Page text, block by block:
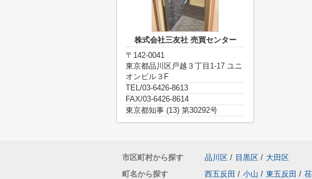
株式会社三友社 売買センター
〒142-0041
東京都品川区戸越３丁目1-17 ユニ
オンビル３F
TEL/03-6426-8613
FAX/03-6426-8614
東京都知事 (13) 第30292号
市区町村から探す 品川区 / 目黒区 / 大田区
町名から探す
西五反田 / 小山 / 東五反田 /